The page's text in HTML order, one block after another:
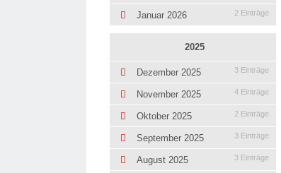
Januar 2026 2 Einträge
2025
Dezember 2025 3 Einträge
November 2025 4 Einträge
Oktober 2025 2 Einträge
September 2025 3 Einträge
August 2025 3 Einträge